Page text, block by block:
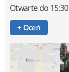
Otwartedo 15:30
+ Oceń